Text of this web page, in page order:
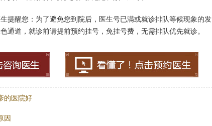
提醒您：为了避免您到院后，医生号已满或就诊排队等候现象的发
通道，就诊前请提前预约挂号，免挂号费，无需排队优先就诊。
的医院好
因